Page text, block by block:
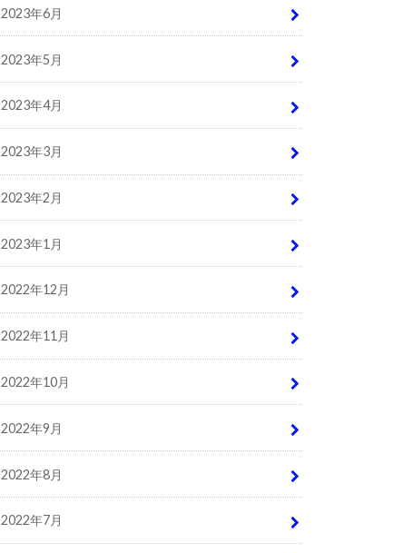
2023年6月
2023年5月
2023年4月
2023年3月
2023年2月
2023年1月
2022年12月
2022年11月
2022年10月
2022年9月
2022年8月
2022年7月